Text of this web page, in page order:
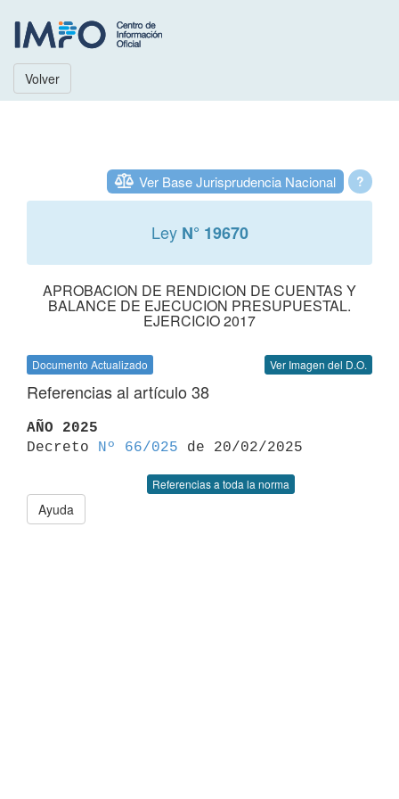
Volver
?
Ver Base Jurisprudencia Nacional
Ley N° 19670
APROBACION DE RENDICION DE CUENTAS Y
BALANCE DE EJECUCION PRESUPUESTAL.
EJERCICIO 2017
Documento Actualizado Ver Imagen del D.O.
Referencias al artículo 38
AÑO 2025
Decreto
Nº 66/025
Referencias a toda la norma
Ayuda